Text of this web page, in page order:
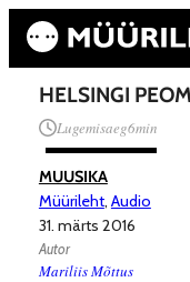
HELSINGI
Lugemisaeg6min
MUUSIKA
Müürileht, Audio
31. märts 2016
Autor
Mariliis Mõttus